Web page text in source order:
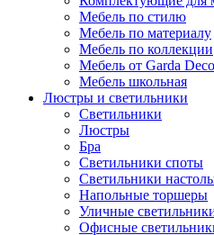
Мебель по стилю
Мебель по материалу
Мебель по коллекции
Мебель от Garda
Мебель школьная
Люстры и светильники
Светильники
Люстры
Бра
Светильники споты
Светильники
Напольные торшеры
Уличные
Офисные